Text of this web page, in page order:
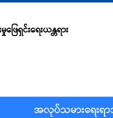
ြေရှင်းရေးယန္တရား